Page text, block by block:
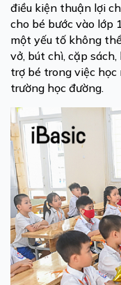
điều kiện thuận lợi
cho bé bước vào lớp
một yếu tố không
vở, bút chì, cặp
trợ bé trong việc học
trường học đường.